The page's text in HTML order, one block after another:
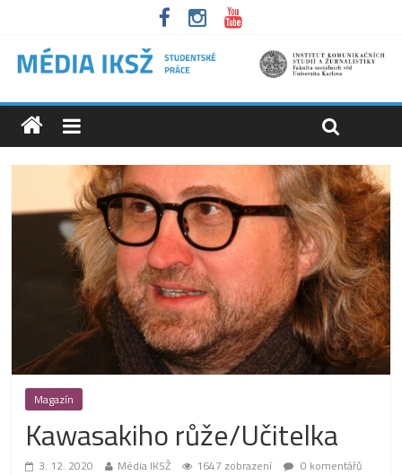
Magazín
Kawasakiho růže/Učitelka
3. 12. 2020 Média IKSŽ 1647 zobrazení
0 komentářů